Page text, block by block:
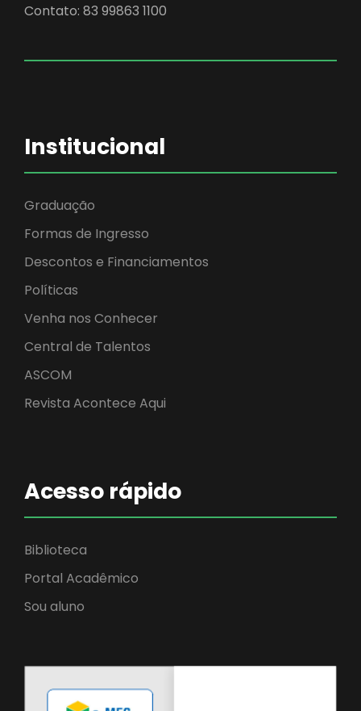
Contato: 83 99863 1100
Institucional
Graduação
Formas de Ingresso
Descontos e Financiamentos
Políticas
Venha nos Conhecer
Central de Talentos
ASCOM
Revista Acontece Aqui
Acesso rápido
Biblioteca
Portal Acadêmico
Sou aluno